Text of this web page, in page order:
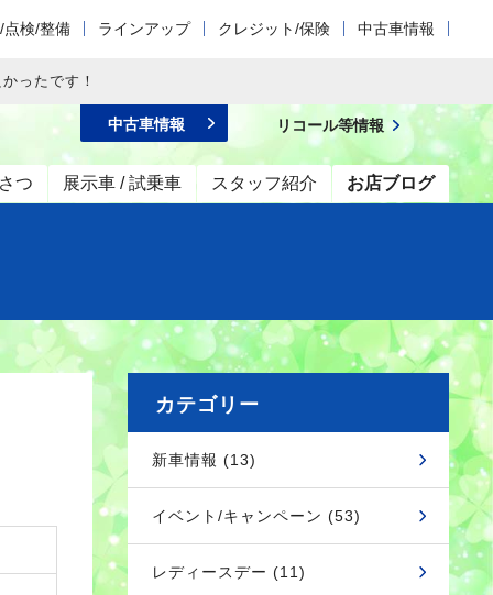
点検/整備 ラインアップ クレジット/保険 中古車情報
ったです！
つ 展示車 / 試乗車 スタッフ紹介 お店ブログ
中古車情報 リコール等情報
カテゴリー
新車情報 (13)
イベント/キャンペーン (53)
レディースデー (11)